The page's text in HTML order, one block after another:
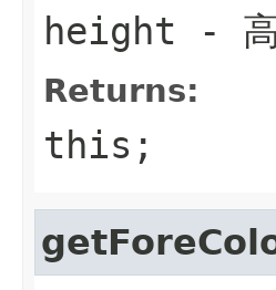
height -
Returns:
this;